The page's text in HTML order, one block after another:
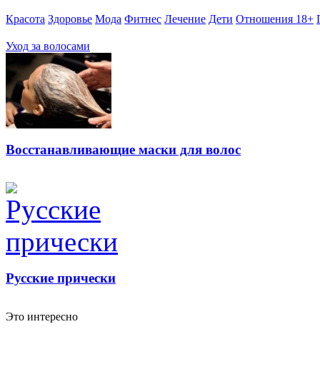
Красота Здоровье Мода Фитнес Лечение Дети Отношения 18+
Уход за волосами
Восстанавливающие маски для волос
Русские прически
Это интересно